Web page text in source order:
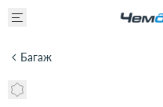
Багаж